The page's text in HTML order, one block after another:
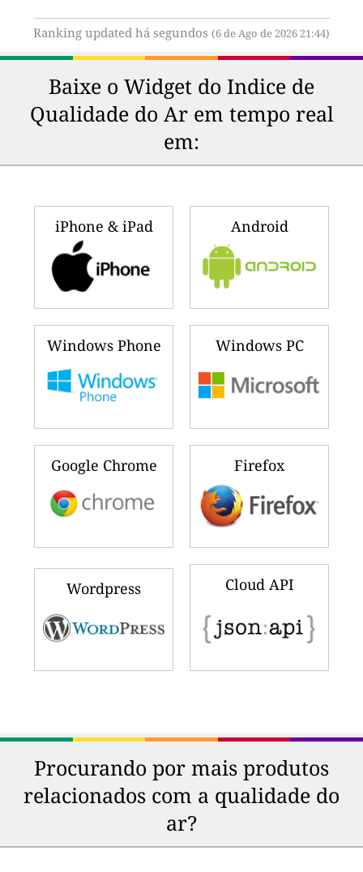
Ranking updated há segundos (6 de Ago de 2026 21:44)
Baixe o Widget do Indice de
Qualidade do Ar em tempo real
em:
iPhone & iPad Android
Windows Phone Windows PC
Google Chrome Firefox
Wordpress Cloud API
Procurando por mais produtos
relacionados com a qualidade do
ar?